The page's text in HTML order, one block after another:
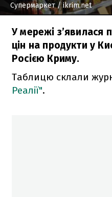
Супермаркет/ ikrim.net
У мережі з’явилася
цін на продукти у
Росією Криму.
Таблицю склали
Реалії".